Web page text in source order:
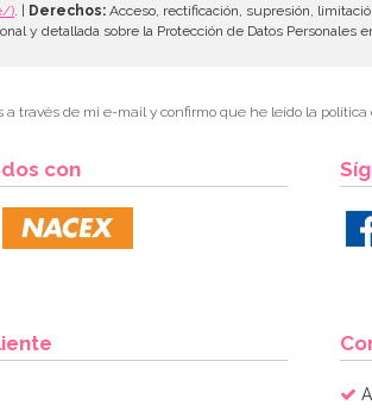
) . | Derechos: Acceso, rectificación, supresión,
y detallada sobre la Protección de Datos Personales
través de mi e-mail y confirmo que he leído la política
con